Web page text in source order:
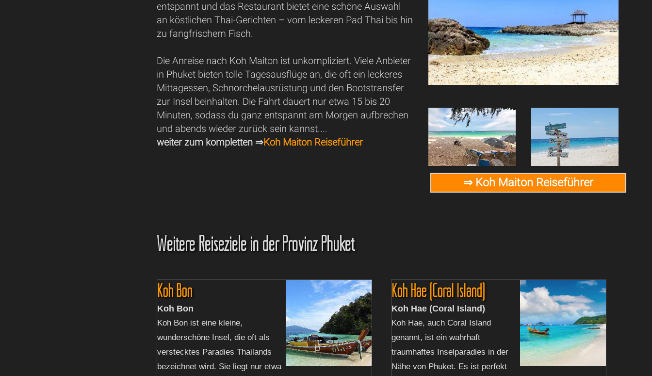
⇒ Koh Maiton Reiseführer
entspannt und das Restaurant bietet eine schöne Auswahl
an köstlichen Thai-Gerichten – vom leckeren Pad Thai bis hin
zu fangfrischem Fisch.
Die Anreise nach Koh Maiton ist unkompliziert. Viele Anbieter
in Phuket bieten tolle Tagesausflüge an, die oft ein leckeres
Mittagessen, Schnorchelausrüstung und den Bootstransfer
zur Insel beinhalten. Die Fahrt dauert nur etwa 15 bis 20
Minuten, sodass du ganz entspannt am Morgen aufbrechen
und abends wieder zurück sein kannst....
weiter zum kompletten ⇒Koh Maiton Reiseführer
Weitere Reiseziele in der Provinz Phuket
Koh Bon
Koh Bon
Koh Bon ist eine kleine,
wunderschöne Insel, die oft als
verstecktes Paradies Thailands
bezeichnet wird. Sie liegt nur etwa
Koh Hae (Coral Island)
Koh Hae (Coral Island)
Koh Hae, auch Coral Island
genannt, ist ein wahrhaft
traumhaftes Inselparadies in der
Nähe von Phuket. Es ist perfekt